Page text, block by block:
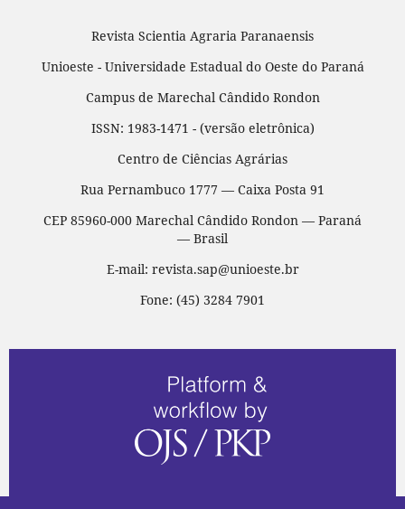
Revista Scientia Agraria Paranaensis
Unioeste - Universidade Estadual do Oeste do Paraná
Campus de Marechal Cândido Rondon
ISSN: 1983-1471 - (versão eletrônica)
Centro de Ciências Agrárias
Rua Pernambuco 1777 — Caixa Posta 91
CEP 85960-000 Marechal Cândido Rondon — Paraná
— Brasil
E-mail: revista.sap@unioeste.br
Fone: (45) 3284 7901